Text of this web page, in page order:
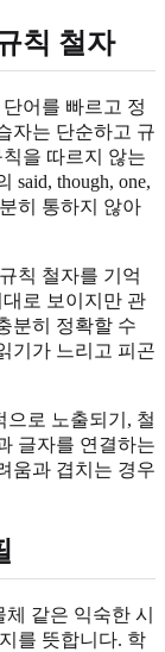
칙 철자
어를 빠르고 정
자는 단순하고 규
을 따르지 않는
though, one,
히 통하지 않아
칙 철자를 기억
로 보이지만 관
분히 정확할 수
기가 느리고 피곤
으로 노출되기, 철
글자를 연결하는
움과 겹치는 경우
같은 익숙한 시
를 뜻합니다. 학